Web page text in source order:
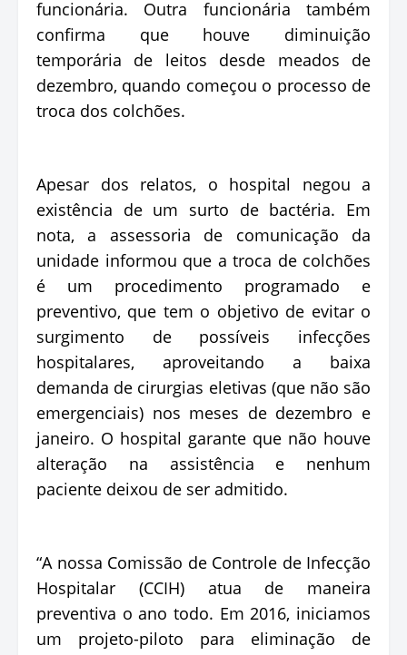
funcionária. Outra funcionária também
confirma que houve diminuição
temporária de leitos desde meados de
dezembro, quando começou o processo de
troca dos colchões.
Apesar dos relatos, o hospital negou a
existência de um surto de bactéria. Em
nota, a assessoria de comunicação da
unidade informou que a troca de colchões
é um procedimento programado e
preventivo, que tem o objetivo de evitar o
surgimento de possíveis infecções
hospitalares, aproveitando a baixa
demanda de cirurgias eletivas (que não são
emergenciais) nos meses de dezembro e
janeiro. O hospital garante que não houve
alteração na assistência e nenhum
paciente deixou de ser admitido.
“A nossa Comissão de Controle de Infecção
Hospitalar (CCIH) atua de maneira
preventiva o ano todo. Em 2016, iniciamos
um projeto-piloto para eliminação de